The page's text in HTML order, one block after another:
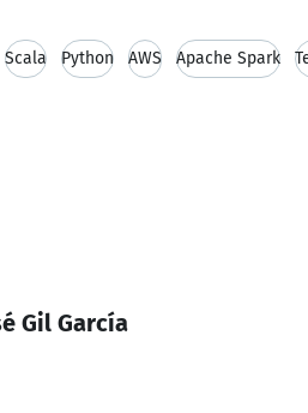
Scala Python AWS Apache Spark
Gil García